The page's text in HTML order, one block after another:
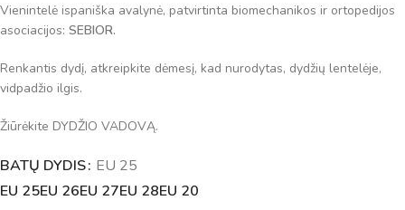
Vienintelė ispaniška avalynė, patvirtinta biomechanikos ir ortopedijos
asociacijos: SEBIOR.
Renkantis dydį, atkreipkite dėmesį, kad nurodytas, dydžių lentelėje,
vidpadžio ilgis.
Žiūrėkite DYDŽIO VADOVĄ.
BATŲ DYDIS EU 25
EU 25EU 26EU 27EU 28EU 20
Alternative: